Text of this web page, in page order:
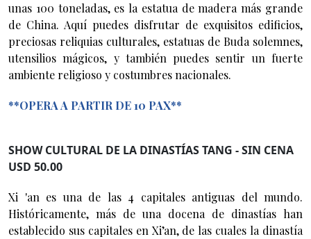
unas 100 toneladas, es la estatua de madera más grande
de China. Aquí puedes disfrutar de exquisitos edificios,
preciosas reliquias culturales, estatuas de Buda solemnes,
utensilios mágicos, y también puedes sentir un fuerte
ambiente religioso y costumbres nacionales.
**OPERA A PARTIR DE 10 PAX**
SHOW CULTURAL DE LA DINASTÍAS TANG - SIN CENA
USD 50.00
Xi 'an es una de las 4 capitales antiguas del mundo.
Históricamente, más de una docena de dinastías han
establecido sus capitales en Xi’an, de las cuales la dinastía